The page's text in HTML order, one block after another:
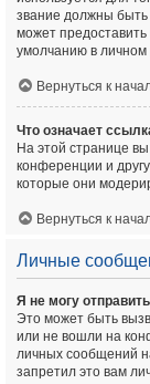
звание должны
может
умолчанию в личном
Вернуться к
Что означает
На этой странице
конференции и
которые они
Вернуться к
Личные
Я не могу
Это может быть
или не вошли на
личных сообщений
запретил это вам